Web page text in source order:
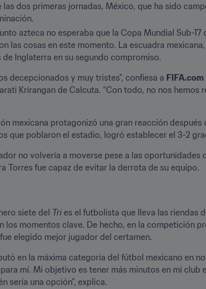
las dos primeras jornadas, México, que ha sido
azteca no esperaba que la Copa Mundial Sub-17
las cosas en este momento. La escuadra
Inglaterra en su segundo compromiso.
decepcionados y muy tristes”, confiesa a FIFA.com
Krirangan de Calcuta. “Con todo, no nos
mexicana protagonizó una gran reacción
que poblaron el estadio, logró establecer el 3-2
no volvería a moverse pese a las oportunidades
Torres fue capaz de evitar la derrota de su equipo.
siete del Tri es el futbolista que lleva las riendas
los momentos clave. De hecho, en la competición
elegido mejor jugador del certamen.
en la máxima categoría del fútbol mexicano en
mí. Mi objetivo es tener más minutos en mi club
sería una opción”, explica.